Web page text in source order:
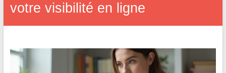
votre visibilité en ligne